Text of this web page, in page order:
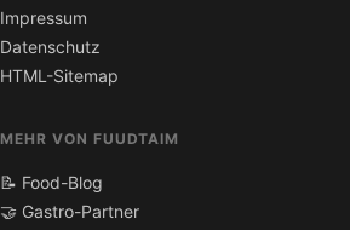
Impressum
Datenschutz
HTML-Sitemap
MEHR VON FUUDTAIM
📝 Food-Blog
🤝 Gastro-Partner